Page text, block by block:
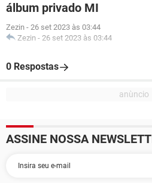
álbum privado MI
Zezin - 26 set 2023 às 03:44
Zezin - 26 set 2023 às 03:44
0 Respostas
ASSINE NOSSA